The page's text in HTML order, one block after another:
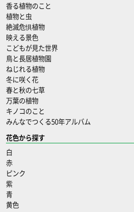
香る植物のこと
植物と虫
絶滅危惧植物
映える景色
こどもが見た世界
鳥と長居植物園
ねじれる植物
冬に咲く花
春と秋の七草
万葉の植物
キノコのこと
みんなでつくる50年アルバム
花色から探す
白
赤
ピンク
紫
青
黄色